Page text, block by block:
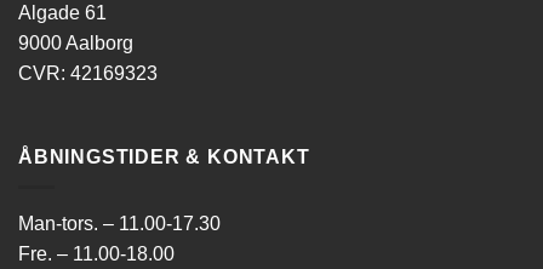
Algade 61
9000 Aalborg
CVR: 42169323
ÅBNINGSTIDER & KONTAKT
Man-tors. – 11.00-17.30
Fre. – 11.00-18.00